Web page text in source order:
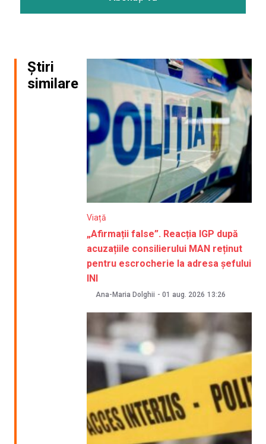
Știri
similare
Viață
„Afirmații false”. Reacția IGP după
acuzațiile consilierului MAN reținut
pentru escrocherie la adresa șefului
INI
Ana-Maria Dolghii - 01 aug. 2026 13:26